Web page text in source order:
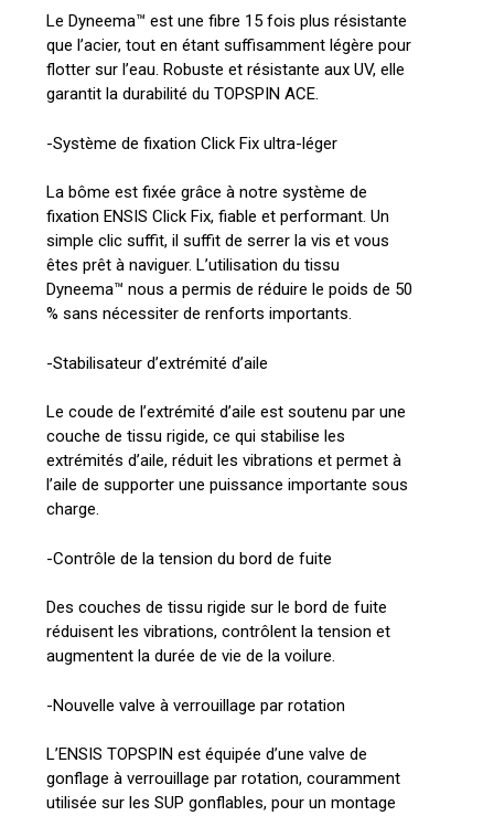
Le Dyneema™ est une fibre 15 fois plus résistante
que l’acier, tout en étant suffisamment légère pour
flotter sur l’eau. Robuste et résistante aux UV, elle
garantit la durabilité du TOPSPIN ACE.
-Système de fixation Click Fix ultra-léger
La bôme est fixée grâce à notre système de
fixation ENSIS Click Fix, fiable et performant. Un
simple clic suffit, il suffit de serrer la vis et vous
êtes prêt à naviguer. L’utilisation du tissu
Dyneema™ nous a permis de réduire le poids de 50
% sans nécessiter de renforts importants.
-Stabilisateur d’extrémité d’aile
Le coude de l’extrémité d’aile est soutenu par une
couche de tissu rigide, ce qui stabilise les
extrémités d’aile, réduit les vibrations et permet à
l’aile de supporter une puissance importante sous
charge.
-Contrôle de la tension du bord de fuite
Des couches de tissu rigide sur le bord de fuite
réduisent les vibrations, contrôlent la tension et
augmentent la durée de vie de la voilure.
-Nouvelle valve à verrouillage par rotation
L’ENSIS TOPSPIN est équipée d’une valve de
gonflage à verrouillage par rotation, couramment
utilisée sur les SUP gonflables, pour un montage